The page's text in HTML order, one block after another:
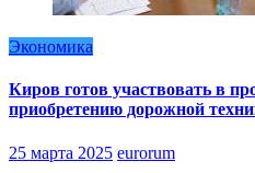
Экономика
Киров готов участвовать в
приобретению дорожной
25 марта 2025 eurorum